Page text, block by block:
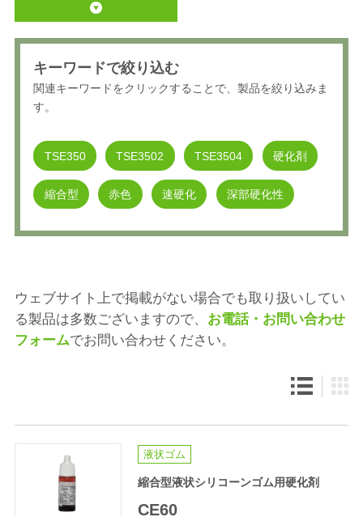
キーワードで絞り込む
関連キーワードをクリックすることで、製品を絞り込みま
す。
TSE350 TSE3502 TSE3504 硬化剤
縮合型 赤色 速硬化 深部硬化性
ウェブサイト上で掲載がない場合でも取り扱いしてい
る製品は多数ございますので、 お電話・お問い合わせ
フォームでお問い合わせください。
液状ゴム
縮合型液状シリコーンゴム用硬化剤
CE60